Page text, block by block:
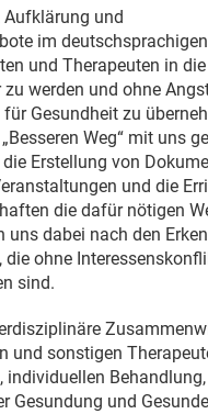
Aufklärung und
im
und Therapeuten in
werden und ohne
Gesundheit zu
Weg“ mit uns
Erstellung von
und die
die dafür nötigen
uns dabei nach den
ohne
sind.
und sonstigen
individuellen
Gesundung und